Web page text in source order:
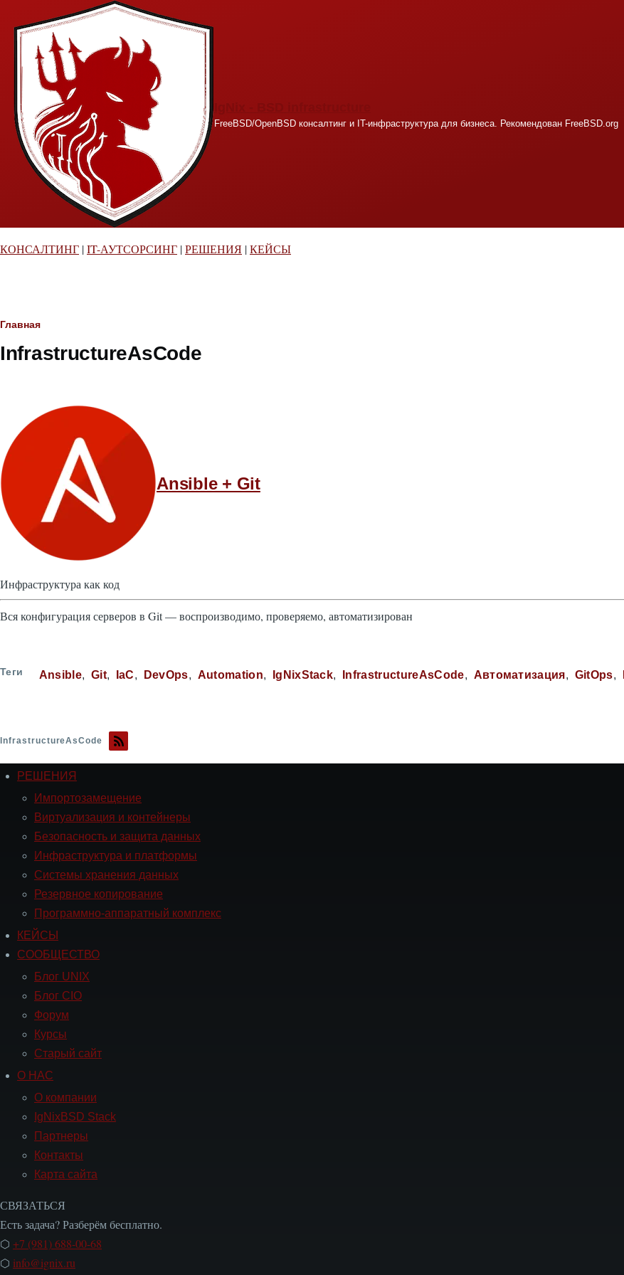
Перейти к основному содержанию
FreeBSD/OpenBSD консалтинг и IT-инфраструктура для бизнеса. Рекомендован FreeBSD.org
КОНСАЛТИНГ |IT-АУТСОРСИНГ |РЕШЕНИЯ |КЕЙСЫ
Строка
навигации
Главная
InfrastructureAsCode
Ansible + Git
Инфраструктура как код
Вся конфигурация серверов в Git — воспроизводимо, проверяемо, автоматизирован
Теги Ansible Git IaC DevOps Automation IgNixStack InfrastructureAsCode Автоматизация GitOps
InfrastructureAsCode
Навигация
РЕШЕНИЯ
РЕШЕНИЯ
Импортозамещение
Виртуализация и контейнеры
Безопасность и защита данных
Инфраструктура и платформы
Системы хранения данных
Резервное копирование
Программно-аппаратный комплекс
Навигация
СООБЩЕСТВО
КЕЙСЫ
СООБЩЕСТВО
Блог UNIX
Блог CIO
Форум
Курсы
Старый сайт
Навигация
О НАС
О компании
IgNixBSD Stack
Партнеры
Контакты
Карта сайта
СВЯЗАТЬСЯ
Есть задача? Разберём бесплатно.
⬡ +7 (981) 688-00-68
⬡ info@ignix.ru